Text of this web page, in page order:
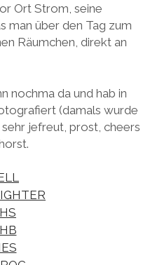
Ort Strom, seine
man über den Tag zum
Räumchen, direkt an
nochma da und hab in
(damals wurde
jefreut, prost, cheers